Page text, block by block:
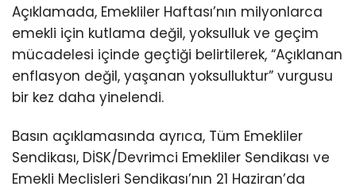
Açıklamada, Emekliler Haftası’nın milyonlarca
emekli için kutlama değil, yoksulluk ve geçim
mücadelesi içinde geçtiği belirtilerek, “Açıklanan
enflasyon değil, yaşanan yoksulluktur” vurgusu
bir kez daha yinelendi.
Basın açıklamasında ayrıca, Tüm Emekliler
Sendikası, DİSK/Devrimci Emekliler Sendikası ve
Emekli Meclisleri Sendikası’nın 21 Haziran’da